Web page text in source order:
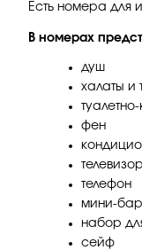
Есть номера для
В номерах
душ
халаты и
фен
телевизор
телефон
мини-бар
набор
сейф